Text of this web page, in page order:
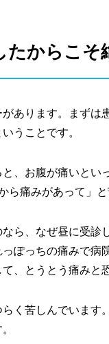
たからこ
あります。まずは
うことです。
、お腹が痛いとい
ら痛みがあって」と
なら、なぜ昼に受
ぽっちの痛みで病
、とうとう痛みと
く苦しんでいます